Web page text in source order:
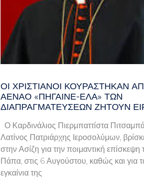
ΟΙ ΧΡΙΣΤΙΑΝΟΊ ΚΟΥΡΆΣΤΗΚΑΝ
ΑΈΝΑΟ «ΠΉΓΑΙΝΕ-ΈΛΑ» ΤΩΝ
ΔΙΑΠΡΑΓΜΑΤΕΎΣΕΩΝ ΖΗΤΟΎΝ
Ο Καρδινάλιος Πιερμπαττίστα
Λατίνος Πατριάρχης Ιεροσολύμων,
στην Ασίζη για την ποιμαντική επίσκεψη
Πάπα, στις 6 Αυγούστου, καθώς και για
εγκαίνια της